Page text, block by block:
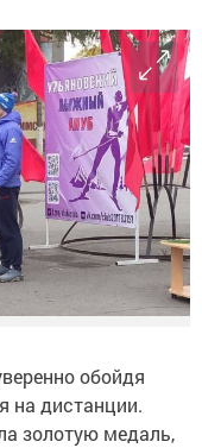
обойдя
на дистанции.
золотую медаль,